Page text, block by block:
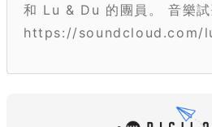
和 Lu & Du 的團員。 音樂試
https://soundcloud.com/